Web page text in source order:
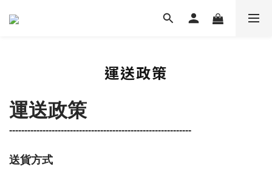
運送政策
運送政策
------------------------------------------------------------
送貨方式